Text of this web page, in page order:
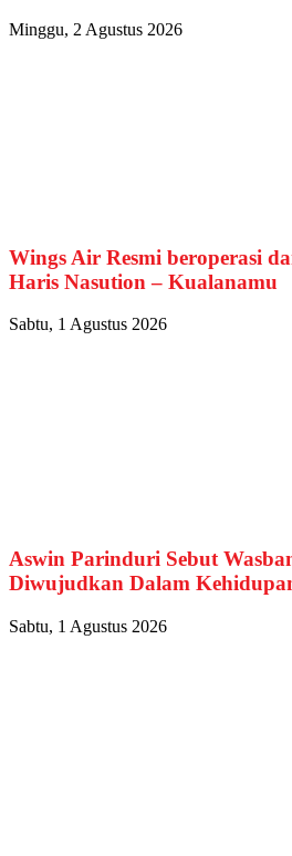
Minggu, 2 Agustus 2026
Wings Air Resmi beroperasi
Haris Nasution – Kualanamu
Sabtu, 1 Agustus 2026
Aswin Parinduri Sebut
Diwujudkan Dalam
Sabtu, 1 Agustus 2026